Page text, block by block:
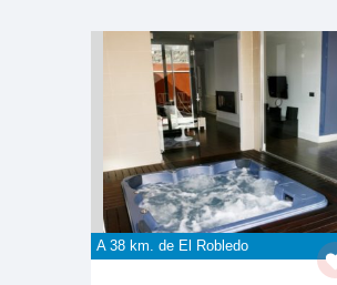
A 38 km. de El Robledo